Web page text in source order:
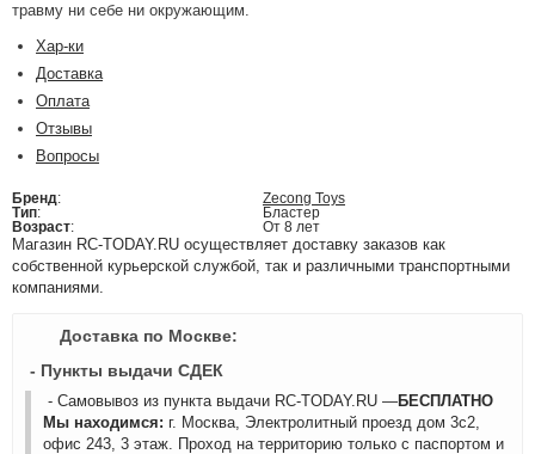
травму ни себе ни окружающим.
Хар-ки
Доставка
Оплата
Отзывы
Вопросы
Бренд:
Zecong Toys
Тип:
Бластер
Возраст: От 8 лет
Магазин RC-TODAY.RU осуществляет доставку заказов как
собственной курьерской службой, так и различными транспортными
компаниями.
Доставка по Москве:
- Пункты выдачи СДЕК
- Самовывоз из пункта выдачи RC-TODAY.RU —БЕСПЛАТНО
Мы находимся: г. Москва, Электролитный проезд дом 3с2,
офис 243, 3 этаж. Проход на территорию только с паспортом и